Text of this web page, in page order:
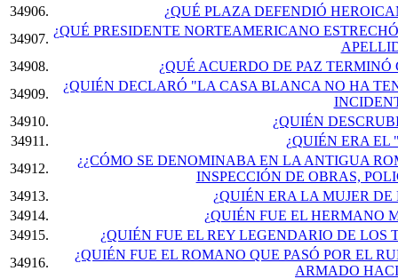
34906.
¿QUÉ PLAZA DEFENDIÓ
34907.
¿QUÉ PRESIDENTE NORTEAMERICANO
34908.
¿QUÉ ACUERDO DE PAZ
34909.
¿QUIÉN DECLARÓ "LA CASA BLANCA NO HA
34910.
¿QUIÉN
34911.
¿QUIÉN ERA EL
34912.
¿¿CÓMO SE DENOMINABA EN LA ANTIGUA
INSPECCIÓN DE OBRAS,
34913.
¿QUIÉN ERA LA MUJER DE
34914.
¿QUIÉN FUE EL HERMANO
34915.
¿QUIÉN FUE EL REY LEGENDARIO DE LOS
34916.
¿QUIÉN FUE EL ROMANO QUE PASÓ POR EL
ARMADO